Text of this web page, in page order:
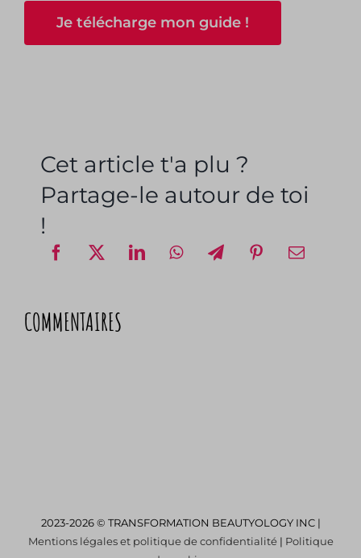
Je télécharge mon guide !
Cet article t'a plu ?
Partage-le autour de toi
!
COMMENTAIRES
2023-2026 © TRANSFORMATION BEAUTYOLOGY INC |
Mentions légales et politique de confidentialité| Politique